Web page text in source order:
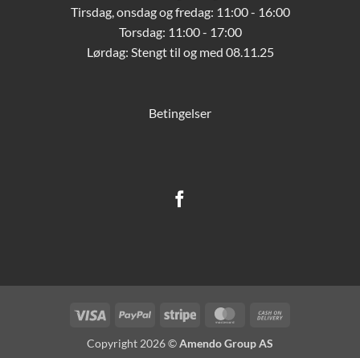
Tirsdag, onsdag og fredag: 11:00 - 16:00
Torsdag: 11:00 - 17:00
Lørdag: Stengt til og med 08.11.25
Betingelser
Visa PayPal Stripe MasterCard
Copyright 2026 ©Amendo Group AS